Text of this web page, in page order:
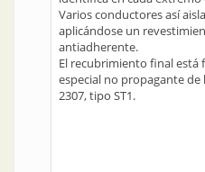
Varios conductores así
aplicándose un
antiadherente.
El recubrimiento final está
especial no propagante de
2307, tipo ST1.